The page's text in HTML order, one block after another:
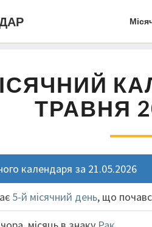
ТРАВНЯ
календаря за 21.05.2026
5-й місячний день, що